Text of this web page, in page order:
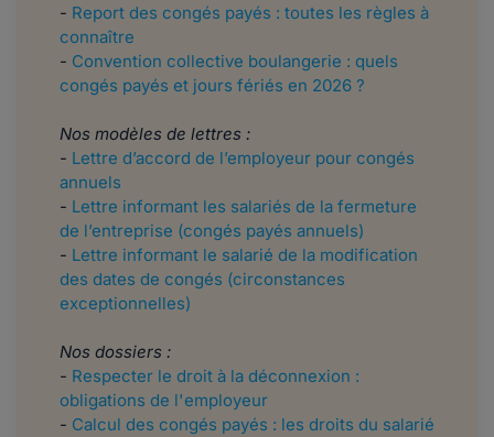
- Report des congés payés : toutes les règles à
connaître
- Convention collective boulangerie : quels
congés payés et jours fériés en 2026 ?
Nos modèles de lettres :
- Lettre d’accord de l’employeur pour congés
annuels
- Lettre informant les salariés de la fermeture
de l’entreprise (congés payés annuels)
- Lettre informant le salarié de la modification
des dates de congés (circonstances
exceptionnelles)
Nos dossiers :
- Respecter le droit à la déconnexion :
obligations de l'employeur
- Calcul des congés payés : les droits du salarié